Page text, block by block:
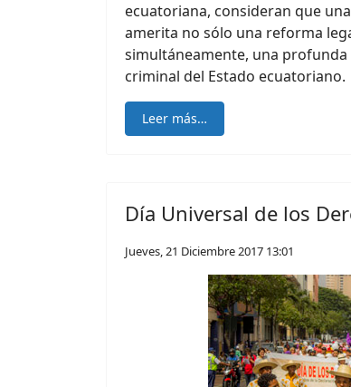
ecuatoriana, consideran que
amerita no sólo una reforma
simultáneamente, una
criminal del Estado ecuatoriano.
Leer más…
Día Universal de los
Jueves, 21 Diciembre 2017 13:01